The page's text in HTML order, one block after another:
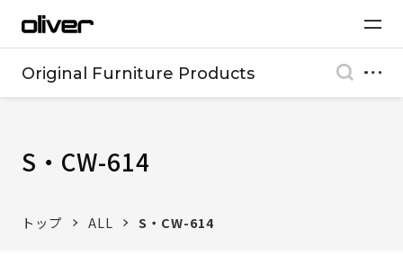
Original Furniture Products
S・CW-614
トップ ALL S・CW-614